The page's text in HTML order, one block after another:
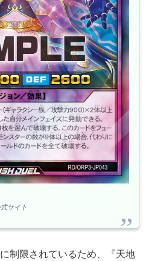
サイト
制限されているため、『天地